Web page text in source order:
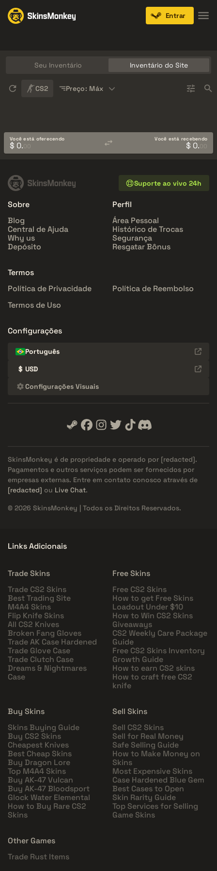
Entrar
Seu Inventário Inventário do Site
CS2 Preço: Máx
Você está oferecendo
$ 0.00
Você está recebendo
$ 0.00
Suporte ao vivo 24h
Sobre
Blog
Central de Ajuda
Why us
Depósito
Perfil
Área Pessoal
Histórico de Trocas
Segurança
Resgatar Bônus
Termos
Política de Privacidade
Política de Reembolso
Termos de Uso
Configurações
Português
$ USD
Configurações Visuais
SkinsMonkey é de propriedade e operado por [redacted].
Pagamentos e outros serviços podem ser fornecidos por
empresas externas. Entre em contato conosco através de
[redacted] ou Live Chat.
© 2026 SkinsMonkey | Todos os Direitos Reservados.
Links Adicionais
Trade Skins
Trade CS2 Skins
Best Trading Site
M4A4 Skins
Flip Knife Skins
All CS2 Knives
Broken Fang Gloves
Trade AK Case Hardened
Trade Glove Case
Trade Clutch Case
Dreams & Nightmares
Case
Free Skins
Free CS2 Skins
How to get Free Skins
Loadout Under $10
How to Win CS2 Skins
Giveaways
CS2 Weekly Care Package
Guide
Free CS2 Skins Inventory
Growth Guide
How to earn CS2 skins
How to craft free CS2
knife
Buy Skins
Skins Buying Guide
Buy CS2 Skins
Cheapest Knives
Best Cheap Skins
Buy Dragon Lore
Top M4A4 Skins
Buy AK-47 Vulcan
Buy AK-47 Bloodsport
Glock Water Elemental
How to Buy Rare CS2
Skins
Sell Skins
Sell CS2 Skins
Sell for Real Money
Safe Selling Guide
How to Make Money on
Skins
Most Expensive Skins
Case Hardened Blue Gem
Best Cases to Open
Skin Rarity Guide
Top Services for Selling
Game Skins
Other Games
Trade Rust Items